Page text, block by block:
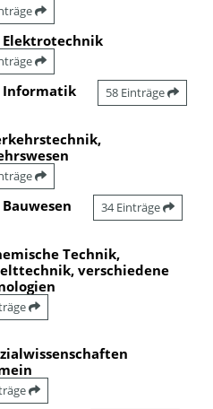
Elektrotechnik
Informatik 58 Einträge
34 Einträge
Technik,
verschiedene